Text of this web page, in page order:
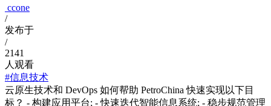
ccone
/
发布于
/
2141
人观看
#信息技术
云原生技术和 DevOps 如何帮助 PetroChina 快速实现以下目
标？ - 构建应用平台; - 快速迭代智能信息系统; - 稳步规范管理